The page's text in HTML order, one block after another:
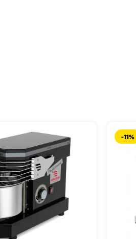
-11%